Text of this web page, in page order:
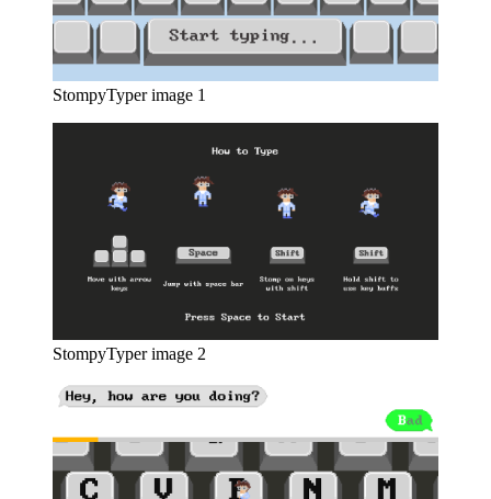
StompyTyper image 1
StompyTyper image 2